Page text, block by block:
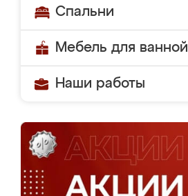
Спальни
Мебель для ванной
Наши работы